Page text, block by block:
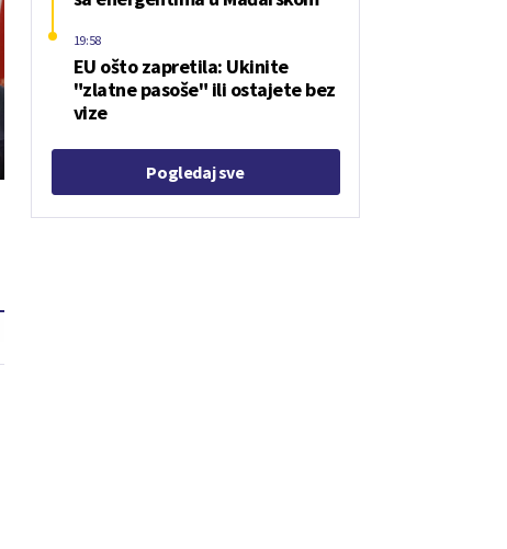
EU ošto zapretila: Ukinite
"zlatne pasoše" ili ostajete bez
vize
19:58
Pogledaj sve